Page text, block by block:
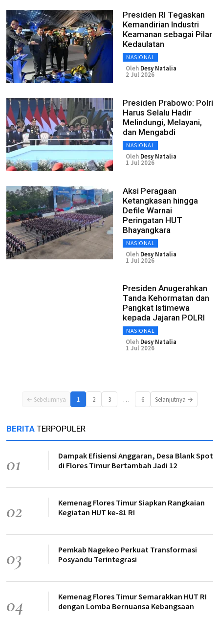
Presiden RI Tegaskan
Kemandirian Industri
Keamanan sebagai Pilar
Kedaulatan
NASIONAL
Oleh Desy Natalia
2 Jul 2026
Presiden Prabowo: Polri
Harus Selalu Hadir
Melindungi, Melayani,
dan Mengabdi
NASIONAL
Oleh Desy Natalia
1 Jul 2026
Aksi Peragaan
Ketangkasan hingga
Defile Warnai
Peringatan HUT
Bhayangkara
NASIONAL
Oleh Desy Natalia
1 Jul 2026
Presiden Anugerahkan
Tanda Kehormatan dan
Pangkat Istimewa
kepada Jajaran POLRI
NASIONAL
Oleh Desy Natalia
1 Jul 2026
← Sebelumnya 1 2 3 … 6 Selanjutnya →
BERITA TERPOPULER
01
Dampak Efisiensi Anggaran, Desa Blank Spot
di Flores Timur Bertambah Jadi 12
02
Kemenag Flores Timur Siapkan Rangkaian
Kegiatan HUT ke-81 RI
03
Pemkab Nagekeo Perkuat Transformasi
Posyandu Terintegrasi
04
Kemenag Flores Timur Semarakkan HUT RI
dengan Lomba Bernuansa Kebangsaan